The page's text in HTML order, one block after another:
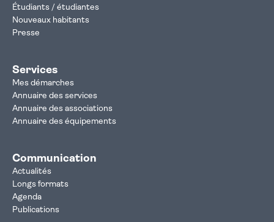
Étudiants / étudiantes
Nouveaux habitants
Presse
Services
Mes démarches
Annuaire des services
Annuaire des associations
Annuaire des équipements
Communication
Actualités
Longs formats
Agenda
Publications